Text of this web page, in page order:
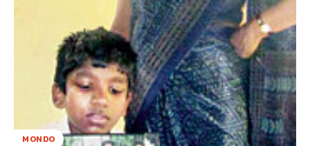
MONDO